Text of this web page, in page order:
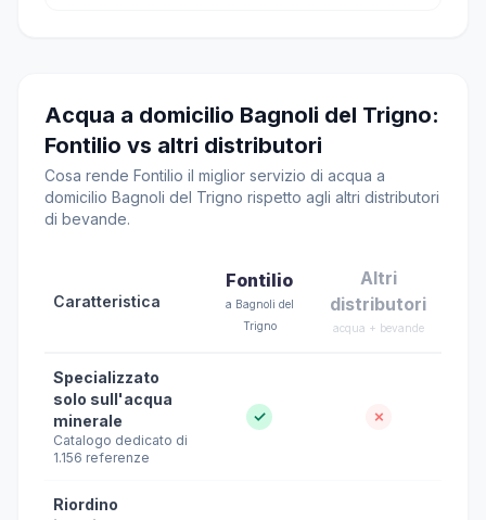
Acqua a domicilio Bagnoli del Trigno:
Fontilio vs altri distributori
Cosa rende Fontilio il miglior servizio di acqua a
domicilio Bagnoli del Trigno rispetto agli altri distributori
di bevande.
Caratteristica
Fontilio
a Bagnoli del
Trigno
Altri
distributori
acqua + bevande
Specializzato
solo sull'acqua
minerale
Catalogo dedicato di
1.156 referenze
✓ ✗
Riordino